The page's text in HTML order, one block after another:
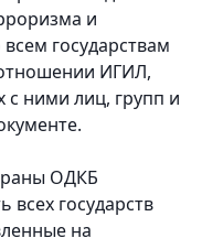
и
государствам
ИГИЛ,
с ними лиц, групп и
ОДКБ
всех государств
на